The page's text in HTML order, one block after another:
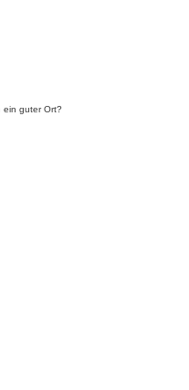
ein guter Ort?